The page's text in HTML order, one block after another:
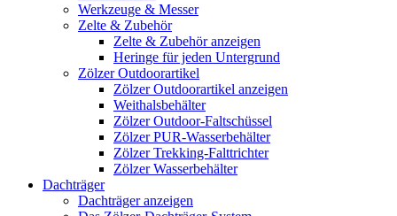
Werkzeuge & Messer
Zelte & Zubehör
Zelte & Zubehör anzeigen
Heringe für jeden Untergrund
Zölzer Outdoorartikel
Zölzer Outdoorartikel anzeigen
Weithalsbehälter
Zölzer Outdoor-Faltschüssel
Zölzer PUR-Wasserbehälter
Zölzer Trekking-Falttrichter
Zölzer Wasserbehälter
Dachträger
Dachträger anzeigen